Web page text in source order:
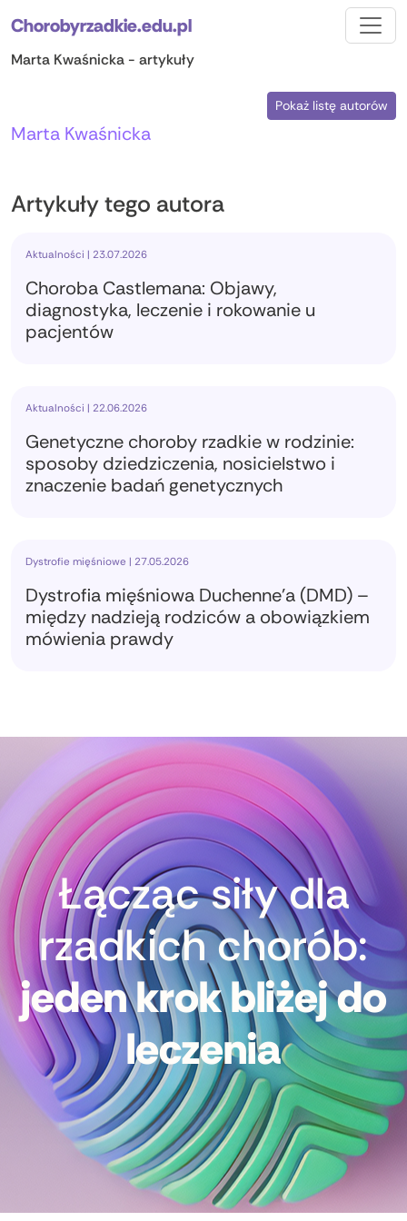
Chorobyrzadkie.edu.pl
Marta Kwaśnicka - artykuły
Pokaż listę autorów
Marta Kwaśnicka
Artykuły tego autora
Aktualności | 23.07.2026
Choroba Castlemana: Objawy,
diagnostyka, leczenie i rokowanie u
pacjentów
Aktualności | 22.06.2026
Genetyczne choroby rzadkie w rodzinie:
sposoby dziedziczenia, nosicielstwo i
znaczenie badań genetycznych
Dystrofie mięśniowe | 27.05.2026
Dystrofia mięśniowa Duchenne'a (DMD) –
między nadzieją rodziców a obowiązkiem
mówienia prawdy
Łącząc siły dla
rzadkich chorób:
jeden krok bliżej do
leczenia